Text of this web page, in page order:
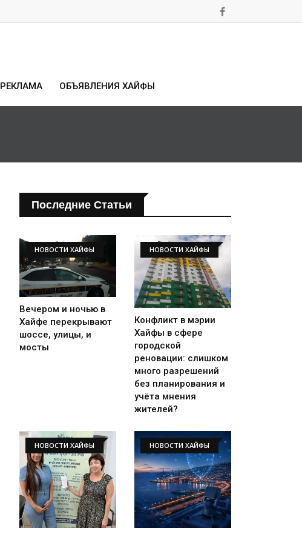
РЕКЛАМА ОБЪЯВЛЕНИЯ ХАЙФЫ
Последние Статьи
НОВОСТИ ХАЙФЫ
Вечером и ночью в
Хайфе перекрывают
шоссе, улицы, и
мосты
НОВОСТИ ХАЙФЫ
Конфликт в мэрии
Хайфы в сфере
городской
реновации: слишком
много разрешений
без планирования и
учёта мнения
жителей?
НОВОСТИ ХАЙФЫ НОВОСТИ ХАЙФЫ